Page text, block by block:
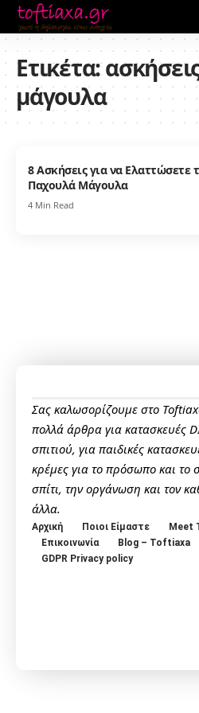
Ετικέτα:
μάγουλα
8 Ασκήσεις για να Ελαττώσετε
Παχουλά Μάγουλα
4 Min Read
Σας καλωσορίζουμε στο
πολλά άρθρα για κατασκευές
σπιτιού, για παιδικές
κρέμες για το πρόσωπο και το
σπίτι, την οργάνωση και τον
άλλα.
Αρχική Ποιοι Είμαστε
Meet
Επικοινωνία
Blog – Toftiaxa
GDPR Privacy policy